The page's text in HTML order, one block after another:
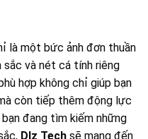
là một bức ảnh đơn thuần
sắc và nét cá tính riêng
hợp không chỉ giúp bạn
còn tiếp thêm động lực
đang tìm kiếm những
Dlz Tech sẽ mang đến